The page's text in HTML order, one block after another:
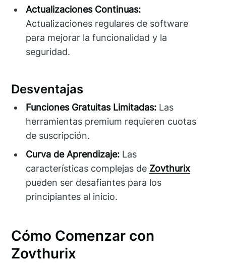
Actualizaciones Continuas:
Actualizaciones regulares de software
para mejorar la funcionalidad y la
seguridad.
Desventajas
Funciones Gratuitas Limitadas: Las
herramientas premium requieren cuotas
de suscripción.
Curva de Aprendizaje: Las
características complejas de Zovthurix
pueden ser desafiantes para los
principiantes al inicio.
Cómo Comenzar con
Zovthurix